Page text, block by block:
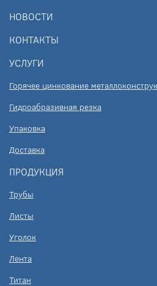
НОВОСТИ
КОНТАКТЫ
УСЛУГИ
Горячее цинкование
Гидроабразивная резка
Упаковка
Доставка
ПРОДУКЦИЯ
Трубы
Листы
Уголок
Лента
Титан